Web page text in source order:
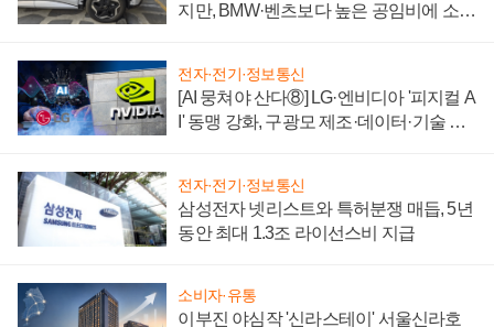
지만, BMW·벤츠보다 높은 공임비에 소비
전자·전기·정보통신
[AI 뭉쳐야 산다⑧] LG·엔비디아 '피지컬 A
I' 동맹 강화, 구광모 제조·데이터·기술 결
전자·전기·정보통신
삼성전자 넷리스트와 특허분쟁 매듭, 5년
동안 최대 1.3조 라이선스비 지급
소비자·유통
이부진 야심작 '신라스테이' 서울신라호